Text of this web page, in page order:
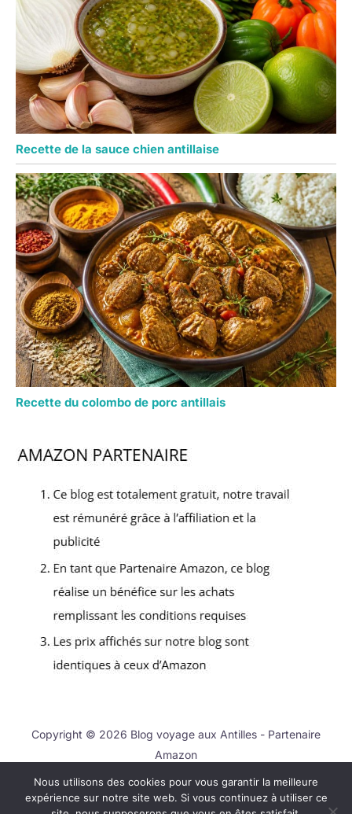
Recette de la sauce chien antillaise
Recette du colombo de porc antillais
Copyright © 2026 Blog voyage aux Antilles - Partenaire
Amazon
Contact
Mentions légales
Nous utilisons des cookies pour vous garantir la meilleure
expérience sur notre site web. Si vous continuez à utiliser ce